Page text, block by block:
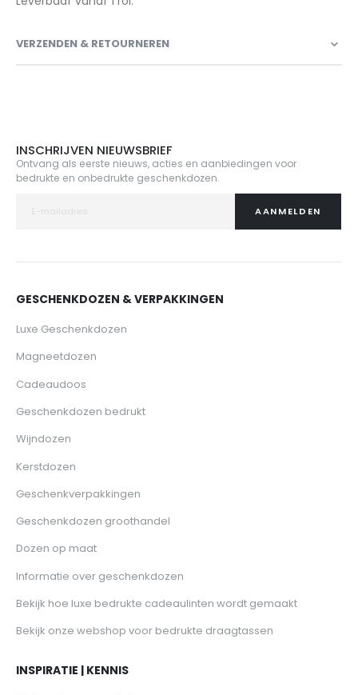
VERZENDEN & RETOURNEREN
INSCHRIJVEN NIEUWSBRIEF
Ontvang als eerste nieuws, acties en aanbiedingen voor
bedrukte en onbedrukte geschenkdozen.
AANMELDEN
GESCHENKDOZEN & VERPAKKINGEN
Luxe Geschenkdozen
Magneetdozen
Cadeaudoos
Geschenkdozen bedrukt
Wijndozen
Kerstdozen
Geschenkverpakkingen
Geschenkdozen groothandel
Dozen op maat
Informatie over geschenkdozen
Bekijk hoe luxe bedrukte cadeaulinten wordt gemaakt
Bekijk onze webshop voor bedrukte draagtassen
INSPIRATIE | KENNIS